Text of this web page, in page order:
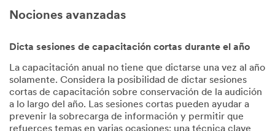
Nociones avanzadas
Dicta sesiones de capacitación cortas durante el año
La capacitación anual no tiene que dictarse una vez al año
solamente. Considera la posibilidad de dictar sesiones
cortas de capacitación sobre conservación de la audición
a lo largo del año. Las sesiones cortas pueden ayudar a
prevenir la sobrecarga de información y permitir que